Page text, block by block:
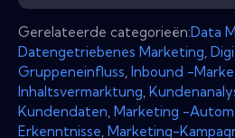
Gerelateerde categorieën:Data
Datengetriebenes Marketing
Gruppeneinfluss Inbound -
Inhaltsvermarktung
Kundendaten Marketing -
Erkenntnisse Marketing-